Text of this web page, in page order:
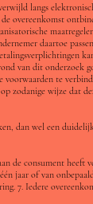
langs
overeenkomst
daartoe
van dit onderzoek
voorwaarden te
zodanige wijze dat
dan wel een
de consument
jaar of van
7. Iedere